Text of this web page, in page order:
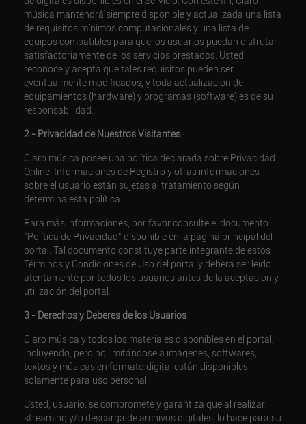
música mantendrá siempre disponible y actualizada una lista
de requisitos mínimos computacionales y una lista de
equipos compatibles para que los usuarios puedan disfrutar
satisfactoriamente de los servicios prestados. Usted
reconoce y acepta que tales requisitos pueden ser
eventualmente modificados, y toda actualización de
equipamientos (hardware) y programas (software) es de su
responsabilidad.
2 - Privacidad de Nuestros Visitantes
Claro música posee una política declarada sobre Privacidad
Online. Informaciones de Registro y otras informaciones
sobre el usuario están sujetas al tratamiento según
determina esta política.
Para más informaciones, por favor consulte el documento
"Política de Privacidad" disponible en la página principal del
portal. Tal documento constituye parte integrante de estos
Términos y Condiciones de Uso del portal y deberá ser leído
atentamente por todos los usuarios antes de la aceptación y
utilización del portal.
3 - Derechos y Deberes de los Usuarios
Claro música y todos los materiales disponibles en el portal,
incluyendo, pero no limitándose a imágenes, softwares,
textos y músicas en formato digital están disponibles
solamente para uso personal.
Usted, usuario, se compromete y garantiza que al realizar
streaming y/o descarga de archivos digitales, lo hace para su